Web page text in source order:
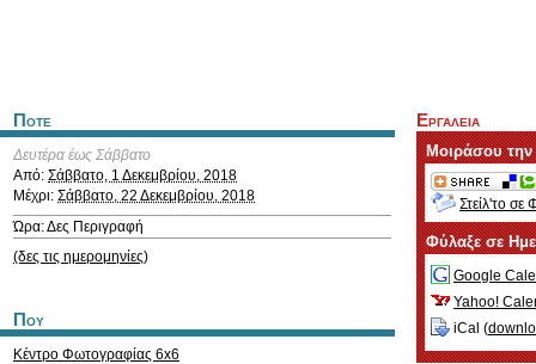
Ποτε
Δευτέρα έως Σάββατο
Από: Σάββατο, 1 Δεκεμβρίου, 2018
Μέχρι: Σάββατο, 22 Δεκεμβρίου, 2018
Ώρα: Δες Περιγραφή
(δες τις ημερομηνίες)
Που
Kέντρο Φωτογραφίας 6x6
Εργαλεια
Μοιράσου
Στείλ'το σε
Φύλαξε σε
Google
Yahoo!
iCal (